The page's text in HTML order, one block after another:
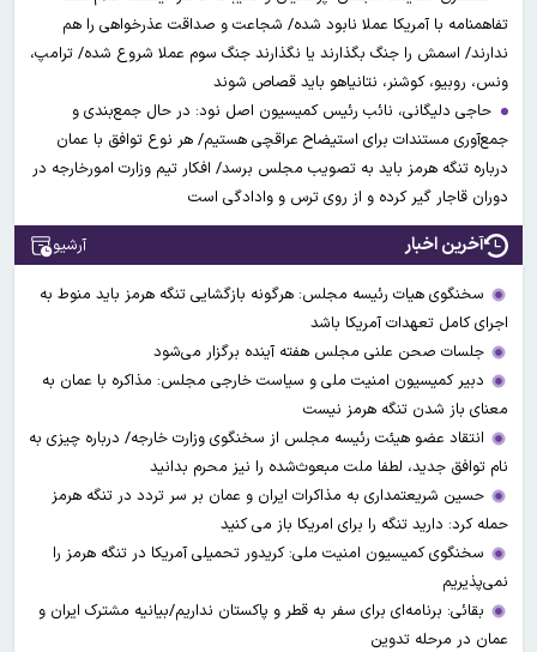
تفاهمنامه با آمریکا عملا نابود شده/ شجاعت و صداقت عذرخواهی را هم
ندارند/ اسمش را جنگ بگذارند یا نگذارند جنگ سوم عملا شروع شده/ ترامپ،
ونس، روبیو، کوشنر، نتانیاهو باید قصاص شوند
حاجی دلیگانی، نائب رئیس کمیسیون اصل نود: در حال جمع‌بندی و
جمع‌آوری مستندات برای استیضاح عراقچی هستیم/ هر نوع توافق با عمان
درباره تنگه هرمز باید به تصویب مجلس برسد/ افکار تیم وزارت امورخارجه در
دوران قاجار گیر کرده و از روی ترس و وادادگی است
آخرین اخبار آرشیو
سخنگوی هیات رئیسه مجلس: هرگونه بازگشایی تنگه هرمز باید منوط به
اجرای کامل تعهدات آمریکا باشد
جلسات صحن علنی مجلس هفته آینده برگزار می‌شود
دبیر کمیسیون امنیت ملی و سیاست خارجی مجلس: مذاکره با عمان به
معنای باز شدن تنگه هرمز نیست
انتقاد عضو هیئت رئیسه مجلس از سخنگوی وزارت خارجه/ درباره چیزی به
نام توافق جدید، لطفا ملت مبعوث‌شده را نیز محرم بدانید
حسین شریعتمداری به مذاکرات ایران و عمان بر سر تردد در تنگه هرمز
حمله کرد: دارید تنگه را برای امریکا باز می کنید
سخنگوی کمیسیون امنیت ملی: کریدور تحمیلی آمریکا در تنگه هرمز را
نمی‌پذیریم
بقائی: برنامه‌ای برای سفر به قطر و پاکستان نداریم/بیانیه مشترک ایران و
عمان در مرحله تدوین